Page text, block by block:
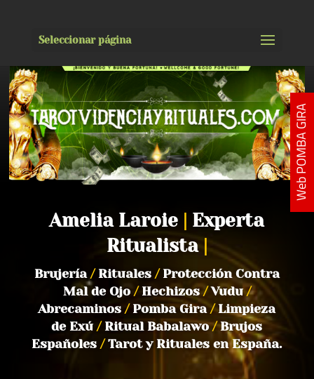
Seleccionar página
Amelia Laroie
Experta
Ritualista
Brujería /Rituales /Protección Contra
Mal de Ojo /Hechizos/Vudu/
Abrecaminos/Pomba Gira/Limpieza
de Exú/Ritual Babalawo/Brujos
Españoles/Tarot y Rituales en España.
Web POMBA GIRA